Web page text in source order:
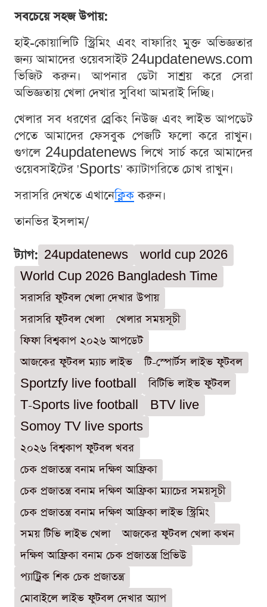
সবচেয়ে সহজ উপায়:
হাই-কোয়ালিটি স্ট্রিমিং এবং বাফারিং মুক্ত অভিজ্ঞতার
জন্য আমাদের ওয়েবসাইট 24updatenews.com
ভিজিট করুন। আপনার ডেটা সাশ্রয় করে সেরা
অভিজ্ঞতায় খেলা দেখার সুবিধা আমরাই দিচ্ছি।
খেলার সব ধরণের ব্রেকিং নিউজ এবং লাইভ আপডেট
পেতে আমাদের ফেসবুক পেজটি ফলো করে রাখুন।
গুগলে 24updatenews লিখে সার্চ করে আমাদের
ওয়েবসাইটের 'Sports' ক্যাটাগরিতে চোখ রাখুন।
সরাসরি দেখতে এখানেক্লিককরুন।
তানভির ইসলাম/
ট্যাগ: 24updatenews
world cup 2026
World Cup 2026 Bangladesh Time
সরাসরি ফুটবল খেলা দেখার উপায়
সরাসরি ফুটবল খেলা
খেলার সময়সূচী
ফিফা বিশ্বকাপ ২০২৬ আপডেট
আজকের ফুটবল ম্যাচ লাইভ
টি-স্পোর্টস লাইভ ফুটবল
Sportzfy live football
বিটিভি লাইভ ফুটবল
T-Sports live football
BTV live
Somoy TV live sports
২০২৬ বিশ্বকাপ ফুটবল খবর
চেক প্রজাতন্ত্র বনাম দক্ষিণ আফ্রিকা
চেক প্রজাতন্ত্র বনাম দক্ষিণ আফ্রিকা ম্যাচের সময়সূচী
চেক প্রজাতন্ত্র বনাম দক্ষিণ আফ্রিকা লাইভ স্ট্রিমিং
সময় টিভি লাইভ খেলা
আজকের ফুটবল খেলা কখন
দক্ষিণ আফ্রিকা বনাম চেক প্রজাতন্ত্র প্রিভিউ
প্যাট্রিক শিক চেক প্রজাতন্ত্র
মোবাইলে লাইভ ফুটবল দেখার অ্যাপ